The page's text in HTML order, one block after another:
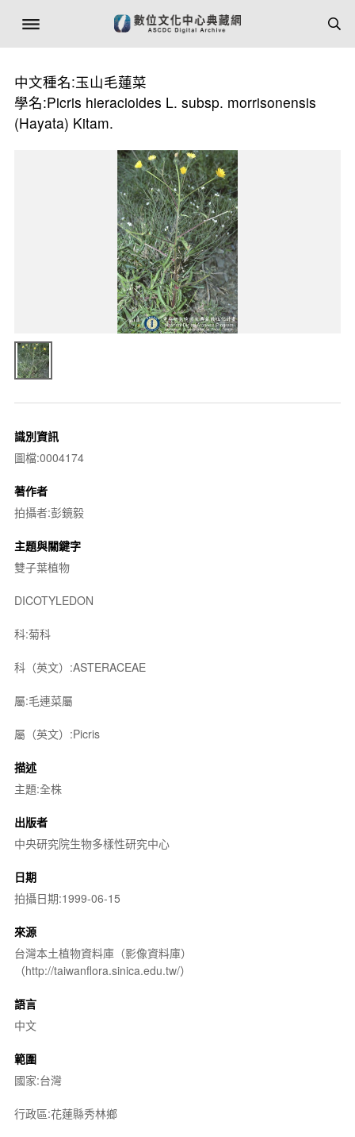
中文種名:玉山毛蓮菜
學名:Picris hieracioides L. subsp. morrisonensis
(Hayata) Kitam.
識別資訊
圖檔:0004174
著作者
拍攝者:彭鏡毅
主題與關鍵字
雙子葉植物
DICOTYLEDON
科:菊科
科（英文）:ASTERACEAE
屬:毛連菜屬
屬（英文）:Picris
描述
主題:全株
出版者
中央研究院生物多樣性研究中心
日期
拍攝日期:1999-06-15
來源
台灣本土植物資料庫（影像資料庫）
（http://taiwanflora.sinica.edu.tw/）
語言
中文
範圍
國家:台灣
行政區:花蓮縣秀林鄉